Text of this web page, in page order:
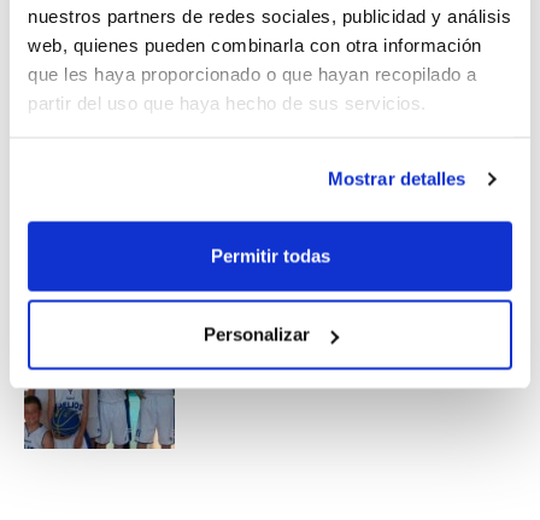
nuestros partners de redes sociales, publicidad y análisis
web, quienes pueden combinarla con otra información
que les haya proporcionado o que hayan recopilado a
partir del uso que haya hecho de sus servicios.
Mostrar detalles
Permitir todas
Personalizar
baloncesto en el que la pasada temporada
participaron miles de jugadores/as.